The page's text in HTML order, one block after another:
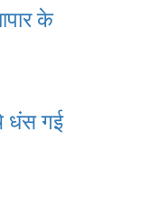
के
धंस गई